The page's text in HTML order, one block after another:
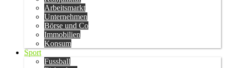
Arbeitsmarkt
Unternehmen
Börse und Co
Immobilien
Konsum
Sport
Fussball